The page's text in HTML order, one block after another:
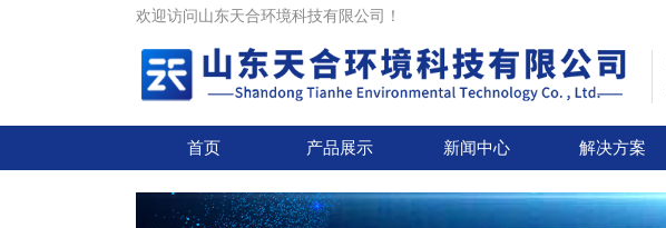
欢迎访问山东天合环境科技有限公司！
首页 产品展示 新闻中心 解决方案